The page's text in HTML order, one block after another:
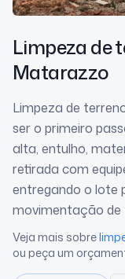
Limpeza de
Matarazzo
Limpeza de
ser o primeiro
alta, entulho,
retirada com
entregando o lote
movimentação de
Veja mais sobre
ou peça um